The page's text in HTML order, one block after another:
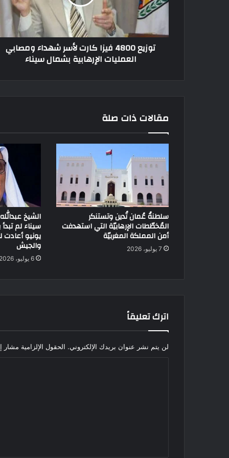
توزيع 4800 فيزا كارت لأسر شهداء ومصابي
العمليات الإرهابية بشمال سيناء
مقالات ذات صلة
سلطنةُ عُمان تُدين وتستنكر
المُخطّطات الإرهابيّة التي استهدفت
أمن المملكة المغربيّة
7 يوليو، 2026
الشيخ
يونيو
والجيش
6 يوليو، 2026
اترك تعليقاً
لن يتم نشر عنوان بريدك الإلكتروني. الحقول الإلزامية مشار